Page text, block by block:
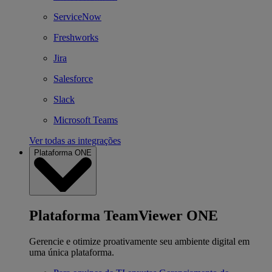
ServiceNow
Freshworks
Jira
Salesforce
Slack
Microsoft Teams
Ver todas as integrações
Plataforma ONE
Plataforma TeamViewer ONE
Gerencie e otimize proativamente seu ambiente digital em
uma única plataforma.